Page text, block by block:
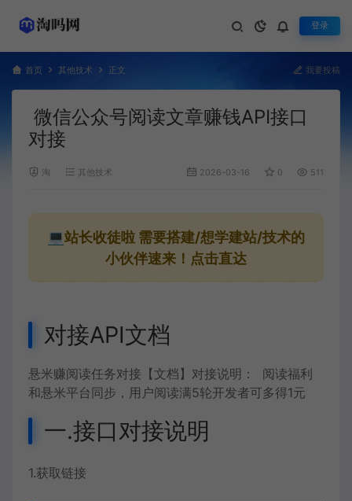
登录
首页 其他技术 正文 我要投稿
微信公众号阅读文章赚钱API接口
对接
淘 其他技术 2026-03-16 0 511
💻站长收徒啦 需要搭建/想学建站/技术的
小伙伴速来！点击直达
对接API文档
悬米赚阅读任务对接【文档】对接说明： 阅读福利
和悬米平台同步，用户阅读满5轮开发者可多得1元
一.接口对接说明
1.获取链接